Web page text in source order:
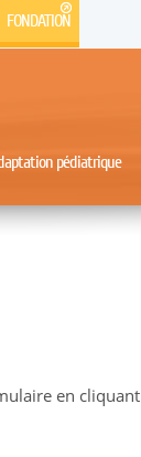
FONDATION
pédiatrique
en cliquant